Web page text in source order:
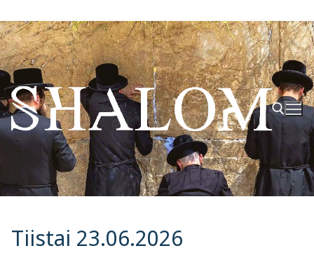
Hyppää
sisältöön
Hae:
Tiistai 23.06.2026